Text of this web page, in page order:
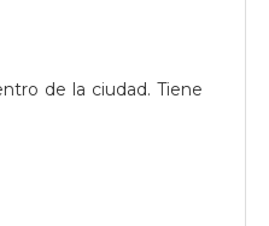
de la ciudad. Tiene